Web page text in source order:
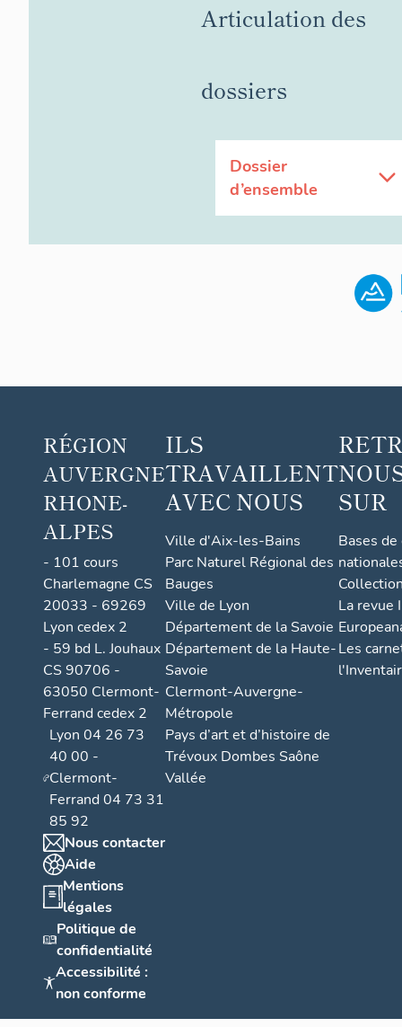
Articulation des
dossiers
Dossier
d’ensemble
RÉGION
AUVERGNE
RHONE-
ALPES
- 101 cours
Charlemagne CS
20033 - 69269
Lyon cedex 2
- 59 bd L. Jouhaux
CS 90706 -
63050 Clermont-
Ferrand cedex 2
Lyon 04 26 73
40 00 -
Clermont-
Ferrand 04 73 31
85 92
Nous contacter
Aide
Mentions
légales
Politique de
confidentialité
Accessibilité :
non conforme
ILS
TRAVAILLENT
AVEC NOUS
Ville d'Aix-les-Bains
Parc Naturel Régional des
Bauges
Ville de Lyon
Département de la Savoie
Département de la Haute-
Savoie
Clermont-Auvergne-
Métropole
Pays d’art et d’histoire de
Trévoux Dombes Saône
Vallée
SUR
Bases
La revue
Les